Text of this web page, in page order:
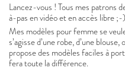
Lancez-vous ! Tous mes patrons
à-pas en vidéo et en accès libre ;-)
Mes modèles pour femme se
s’agisse d’une robe, d’une
propose des modèles faciles à
fera toute la différence.